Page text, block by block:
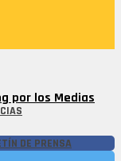
DE PRENSA
por los Medias